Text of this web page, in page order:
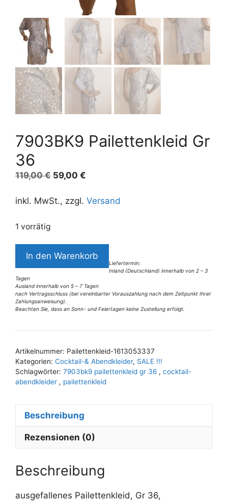
7903BK9 Pailettenkleid Gr
36
119,00€ Ursprünglicher
war:
59,00 €
ist:
inkl. MwSt., zzgl. Versand
1 vorrätig
7903BK9
Pailettenkleid
Gr
36
Menge
In den Warenkorb
Liefertermin:
Inland (Deutschland) innerhalb von 2 – 3
Tagen
Ausland innerhalb von 5 – 7 Tagen
nach Vertragsschluss (bei vereinbarter Vorauszahlung nach dem Zeitpunkt Ihrer
Zahlungsanweisung).
Beachten Sie, dass an Sonn- und Feiertagen keine Zustellung erfolgt.
l
e
r
n
e
Artikelnummer: Pailettenkleid-1613053337
Kategorien: Cocktail-& Abendkleider, SALE !!!
Schlagwörter: 7903bk9 pailettenkleid gr 36 , cocktail-
abendkleider , pailettenkleid
Beschreibung
Rezensionen (0)
Beschreibung
ausgefallenes Pailettenkleid, Gr 36,